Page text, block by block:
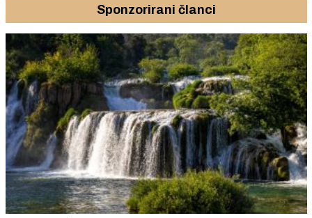
Sponzorirani članci